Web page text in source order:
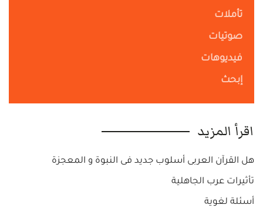
تأملات
صوتيات
فيديوهات
إبحث
اقرأ المزيد
هل القرآن العربى أسلوب جديد فى النبوة و المعجزة
تأثيرات عرب الجاهلية
أسئلة لغوية